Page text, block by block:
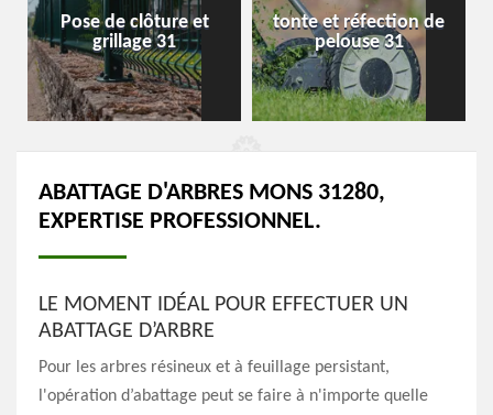
Pose de clôture et
grillage 31
tonte et réfection de
pelouse 31
ABATTAGE D'ARBRES MONS 31280,
EXPERTISE PROFESSIONNEL.
LE MOMENT IDÉAL POUR EFFECTUER UN
ABATTAGE D’ARBRE
Pour les arbres résineux et à feuillage persistant,
l'opération d’abattage peut se faire à n'importe quelle